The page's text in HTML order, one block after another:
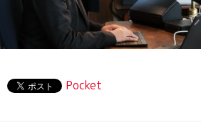
Pocket